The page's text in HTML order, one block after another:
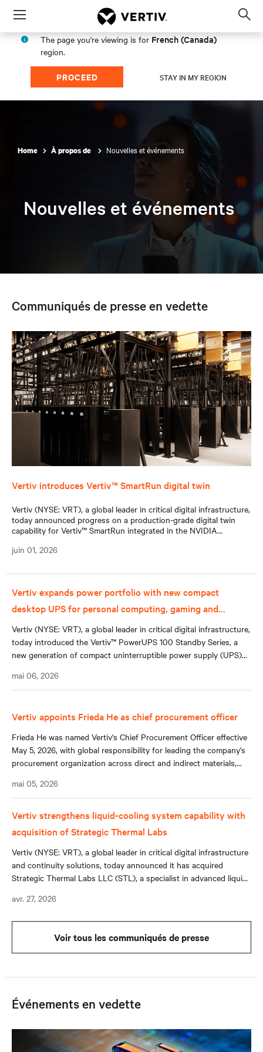
Menu
The page you're viewing is for French (Canada)
region.
PROCEED STAY IN MY REGION
Home À propos de Nouvelles et événements
Nouvelles et événements
Communiqués de presse en vedette
Vertiv introduces Vertiv™ SmartRun digital twin
Vertiv (NYSE: VRT), a global leader in critical digital infrastructure,
today announced progress on a production-grade digital twin
capability for Vertiv™ SmartRun integrated in the NVIDIA
make AI factory infrastructure more configurable, repeatable, and
juin 01, 2026
Vertiv expands power portfolio with new compact
desktop UPS for personal computing, gaming and
networking devices
Vertiv (NYSE: VRT), a global leader in critical digital infrastructure,
today introduced the Vertiv™ PowerUPS 100 Standby Series, a
new generation of compact uninterruptible power supply (UPS)
environments, and reduce the impact of unexpected power
interruptions on everyday digital activity. In North America, the
a range of capacities to support desktop and small office
applications.
mai 06, 2026
Vertiv appoints Frieda He as chief procurement officer
Frieda He was named Vertiv's Chief Procurement Officer effective
May 5, 2026, with global responsibility for leading the company's
procurement organization across direct and indirect materials,
support of Vertiv's worldwide growth and operations.
mai 05, 2026
Vertiv strengthens liquid-cooling system capability with
acquisition of Strategic Thermal Labs
Vertiv (NYSE: VRT), a global leader in critical digital infrastructure
and continuity solutions, today announced it has acquired
Strategic Thermal Labs LLC (STL), a specialist in advanced liquid-
avr. 27, 2026
Voir tous les communiqués de presse
Événements en vedette